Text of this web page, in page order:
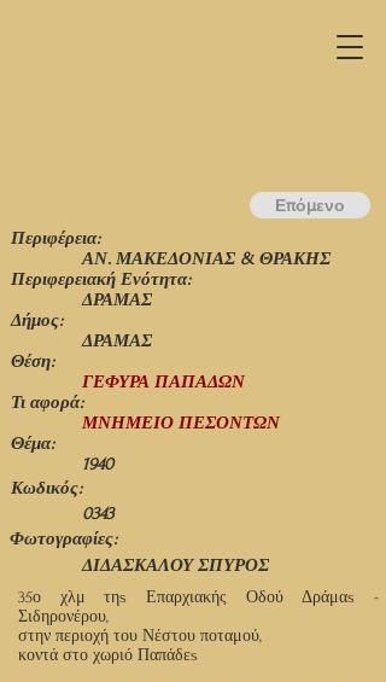
Περιφέρεια:
35ο χλμ τηs Επαρχιακής Οδού Δράμαs -
Σιδηρονέρου,
στην περιοχή του Νέστου ποταμού,
κοντά στο χωριό Παπάδεs
ΔΡΑΜΑΣ
ΑΝ. ΜΑΚΕΔΟΝΙΑΣ & ΘΡΑΚΗΣ
Περιφερειακή Ενότητα:
ΔΡΑΜΑΣ
Δήμος:
Θέση:
ΓΕΦΥΡΑ ΠΑΠΑΔΩΝ
Τι αφορά:
ΜΝΗΜΕΙΟ ΠΕΣΟΝΤΩΝ
Θέμα:
1940
Φωτογραφίες:
ΔΙΔΑΣΚΑΛΟΥ ΣΠΥΡΟΣ
Κωδικός:
0343
Επόμενο